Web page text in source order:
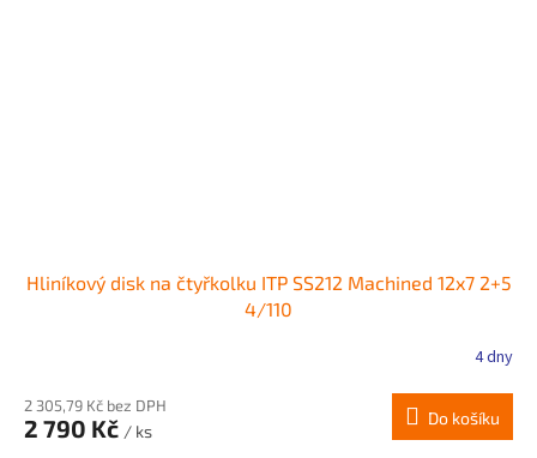
Hliníkový disk na čtyřkolku ITP SS212 Machined 12x7 2+5
4/110
4 dny
2 305,79 Kč bez DPH
2 790 Kč / ks
Do košíku